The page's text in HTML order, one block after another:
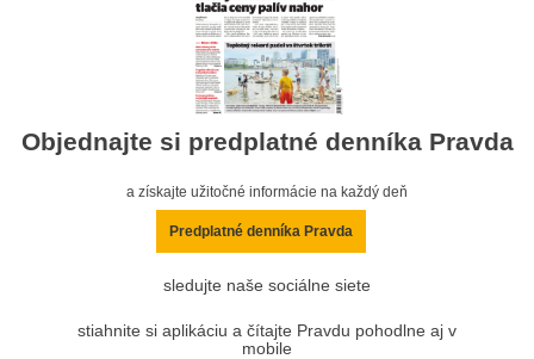
Objednajte si predplatné denníka Pravda
a získajte užitočné informácie na každý deň
Predplatné denníka Pravda
sledujte naše sociálne siete
stiahnite si aplikáciu a čítajte Pravdu pohodlne aj v
mobile